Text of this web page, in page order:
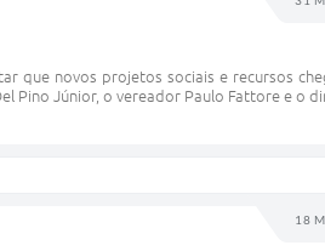
que novos projetos sociais e recursos
Pino Júnior, o vereador Paulo Fattore e o
18